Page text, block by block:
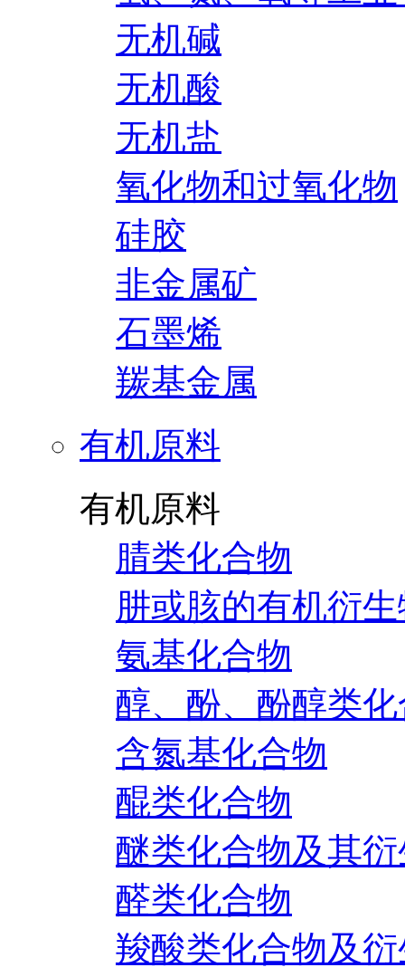
无机碱
无机酸
无机盐
氧化物和过氧化物
硅胶
非金属矿
石墨烯
羰基金属
有机原料
有机原料
腈类化合物
肼或胲的有机衍
氨基化合物
醇、酚、酚醇类
含氮基化合物
醌类化合物
醚类化合物及其
醛类化合物
羧酸类化合物及